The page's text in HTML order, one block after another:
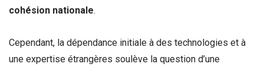
cohésion nationale.
Cependant, la dépendance initiale à des technologies et à
une expertise étrangères soulève la question d’une